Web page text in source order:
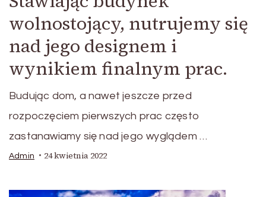
wolnostojący, nutrujemy się
nad jego designem i
wynikiem finalnym prac.
Budując dom, a nawet jeszcze przed
rozpoczęciem pierwszych prac często
zastanawiamy się nad jego wyglądem …
Admin 24 kwietnia 2022